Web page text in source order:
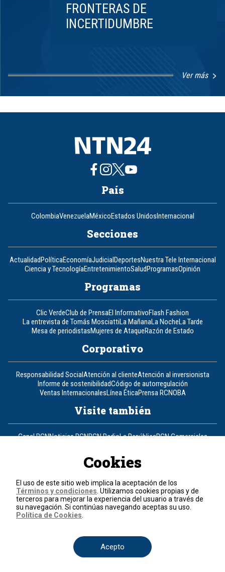
FRONTERAS DE
INCERTIDUMBRE
Ver más
8
País
ColombiaVenezuelaMéxicoEstados UnidosInternacional
Secciones
ActualidadPolíticaEconomíaJudicialDeportesNuestra Tele Internacional
Ciencia y TecnologíaEntretenimientoSaludProgramasOpinión
Programas
Clic VerdeClub de PrensaEl InformativoFlash Fashion
La entrevista de Tomás MosciattiLa MañanaLa NocheLa Tarde
Mesa de periodistasMujeres de AtaqueRazón de Estado
Corporativo
Responsabilidad SocialAtención al clienteAtención al inversionista
Informe de sostenibilidadCódigo de autorregulación
Ventas InternacionalesLínea ÉticaPrensa RCNOBA
Visite también
Canal RCNNoticias RCNRCN RadioLa RepúblicaRCN Comerciales
Un producto de RCN Televisión
Contáctenos
Teléfono+57 (601) 426 92 92
Términos y condiciones
© 2026, RCN Medios.
Cookies
El uso de este sitio web implica la aceptación de los
Términos y condiciones . Utilizamos cookies propias y de
terceros para mejorar la experiencia del usuario a través de
su navegación. Si continúas navegando aceptas su uso.
Política de Cookies
Acepto